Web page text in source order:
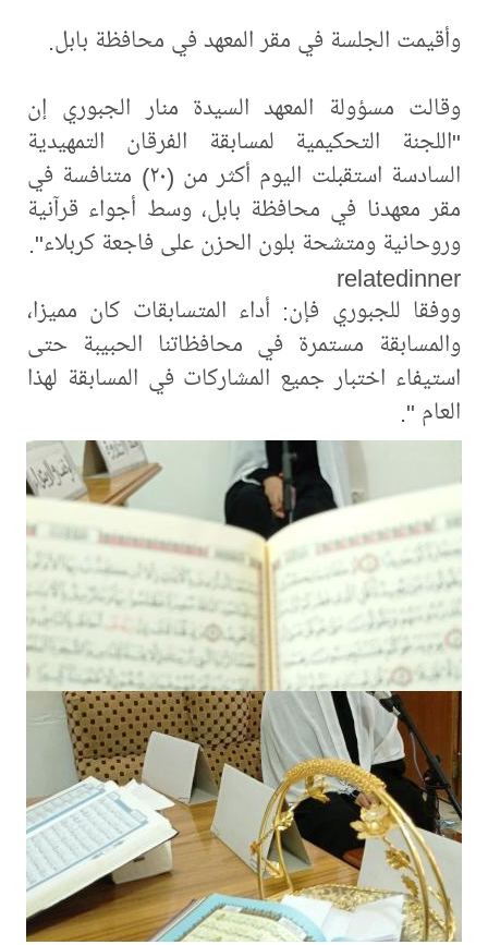
وأقيمت الجلسة في مقر المعهد في محافظة بابل.
وقالت مسؤولة المعهد السيدة منار الجبوري إن
"اللجنة التحكيمية لمسابقة الفرقان التمهيدية
السادسة استقبلت اليوم أكثر من (٢٠) متنافسة في
مقر معهدنا في محافظة بابل، وسط أجواء قرآنية
وروحانية ومتشحة بلون الحزن على فاجعة كربلاء".
relatedinner
ووفقا للجبوري فإن: أداء المتسابقات كان مميزا،
والمسابقة مستمرة في محافظاتنا الحبيبة حتى
استيفاء اختبار جميع المشاركات في المسابقة لهذا
العام ".